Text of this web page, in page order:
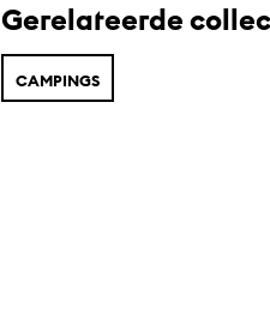
Gerelateerde
CAMPINGS